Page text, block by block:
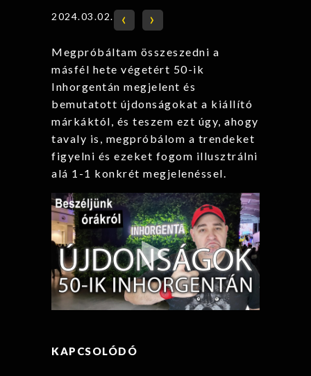
2024.03.02. ‹ ›
Megpróbáltam összeszedni a
másfél hete végetért 50-ik
Inhorgentán megjelent és
bemutatott újdonságokat a kiállító
márkáktól, és teszem ezt úgy, ahogy
tavaly is, megpróbálom a trendeket
figyelni és ezeket fogom illusztrálni
alá 1-1 konkrét megjelenéssel.
KAPCSOLÓDÓ